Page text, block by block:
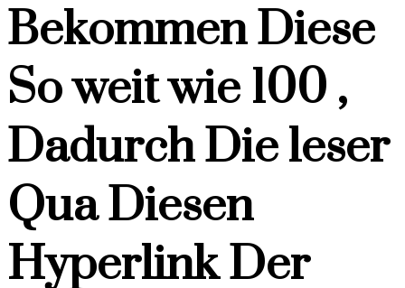
Bekommen Diese
So weit wie 100 ,
Dadurch Die leser
Qua Diesen
Hyperlink Der